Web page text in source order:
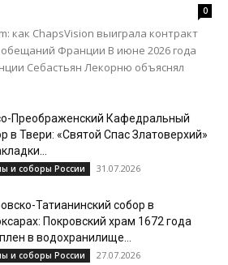
0
как ChapsVision выиграла контракт
обещаний Франции В июне 2026 года
Себастьян Лекорню объяснял
Преображенский Кафедральный
в Твери: «Святой Спас Златоверхий»
и соборы России 31.07.2026
Татианинский собор в
Покровский храм 1672 года
в водохранилище...
и соборы России 27.07.2026